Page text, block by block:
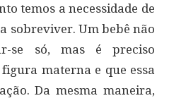
temos a necessidade de
sobreviver. Um bebê não
se só, mas é preciso
materna e que essa
Da mesma maneira,